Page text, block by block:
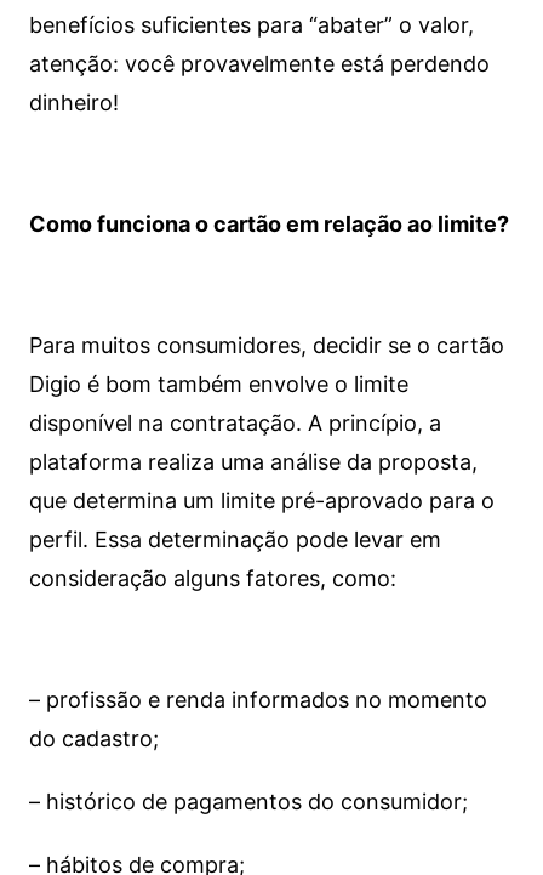
benefícios suficientes para “abater” o valor,
atenção: você provavelmente está perdendo
dinheiro!
Como funciona o cartão em relação ao limite?
Para muitos consumidores, decidir se o cartão
Digio é bom também envolve o limite
disponível na contratação. A princípio, a
plataforma realiza uma análise da proposta,
que determina um limite pré-aprovado para o
perfil. Essa determinação pode levar em
consideração alguns fatores, como:
– profissão e renda informados no momento
do cadastro;
– histórico de pagamentos do consumidor;
– hábitos de compra;